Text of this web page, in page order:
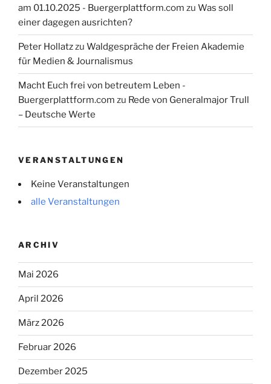
am 01.10.2025 - Buergerplattform.com zu Was soll
einer dagegen ausrichten?
Peter Hollatzzu Waldgespräche der Freien Akademie
für Medien & Journalismus
Macht Euch frei von betreutem Leben -
Buergerplattform.com zu Rede von Generalmajor Trull
– Deutsche Werte
VERANSTALTUNGEN
Keine Veranstaltungen
alle Veranstaltungen
ARCHIV
Mai 2026
April 2026
März 2026
Februar 2026
Dezember 2025